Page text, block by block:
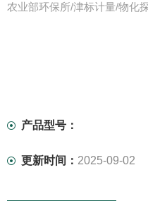
农业部环保所/津标计量/物化
产品型号：
更新时间： 2025-09-02